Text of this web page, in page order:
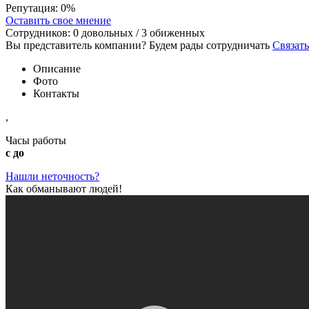
Репутация: 0%
Оставить свое мнение
Сотрудников: 0 довольных /3 обиженных
Вы представитель компании? Будем рады сотрудничать
Описание
Фото
Контакты
,
Часы работы
с до
Нашли неточность?
Как обманывают людей!